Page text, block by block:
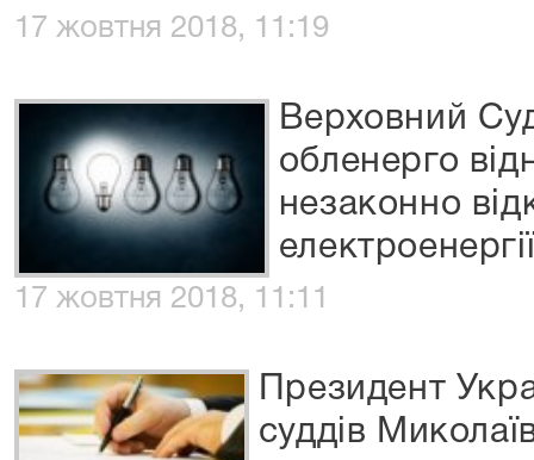
17 жовтня 2018, 11:19
Верховний
обленерго
незаконно
17 жовтня 2018, 11:11
Президент
суддів